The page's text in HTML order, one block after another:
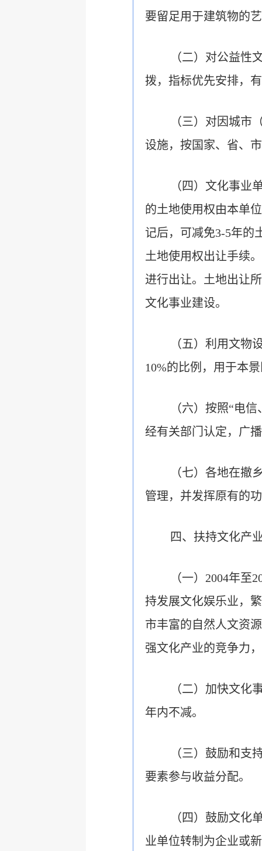
要留足用于建筑物的
（二）对公益性
拨，指标优先安排，
（三）对因城市
设施，按国家、省、
（四）文化事业
的土地使用权由本单
记后，可减免3-5年的
土地使用权出让手续
进行出让。土地出让
文化事业建设。
（五）利用文物
10%的比例，用于本
（六）按照“电
经有关部门认定，广
（七）各地在撤
管理，并发挥原有的
四、扶持文化产
（一）2004年
持发展文化娱乐业，
市丰富的自然人文资
强文化产业的竞争力
（二）加快文化
年内不减。
（三）鼓励和支
要素参与收益分配。
（四）鼓励文化
业单位转制为企业或